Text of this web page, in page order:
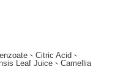
、Citric Acid、
Leaf Juice、Camellia